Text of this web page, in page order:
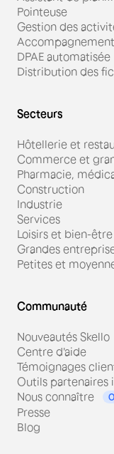
Pointeuse
Gestion des
DPAE automatisée
Distribution des
Secteurs
Hôtellerie et
Commerce et
Pharmacie,
Construction
Industrie
Services
Loisirs et bien-être
Grandes
Petites et
Communauté
Nouveautés Skello
Centre d'aide
Témoignages
Outils partenaires
Nous connaître
Presse
Blog